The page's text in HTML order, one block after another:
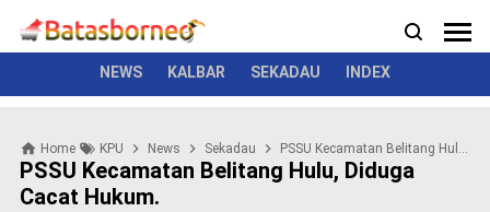
N
e
s
o
l
i
NEWS KALBAR SEKADAU INDEX
News Kriminal Seremonial
Home KPU News Sekadau PSSU Kecamatan Belitang Hulu, Diduga Cacat Hukum.
PSSU Kecamatan Belitang Hulu, Diduga
Cacat Hukum.